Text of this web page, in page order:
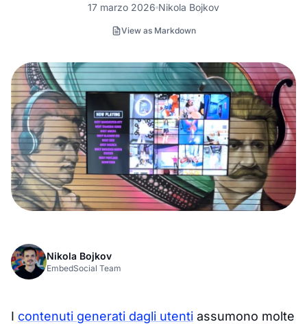
17 marzo 2026 Nikola Bojkov
View as Markdown
Nikola Bojkov
EmbedSocial Team
I contenuti generati dagli utenti assumono molte